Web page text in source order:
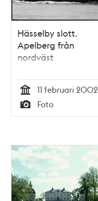
Hässelby slott.
Apelberg från
nordväst
Tid
11 februari 2002
Typ
Foto